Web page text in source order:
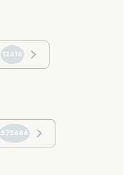
12616
575686